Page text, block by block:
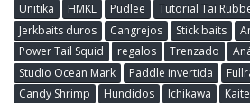
Unitika
HMKL Pudlee Tutorial Tai
Jerkbaits duros
Cangrejos Stick baits
Power Tail Squid
regalos Trenzado
Studio Ocean Mark
Paddle invertida
Candy Shrimp
Hundidos Ichikawa